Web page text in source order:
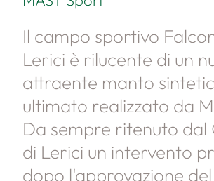
Il campo sportivo
Lerici è rilucente di un
attraente manto
ultimato realizzato da
Da sempre ritenuto dal
di Lerici un intervento
dopo l'approvazione